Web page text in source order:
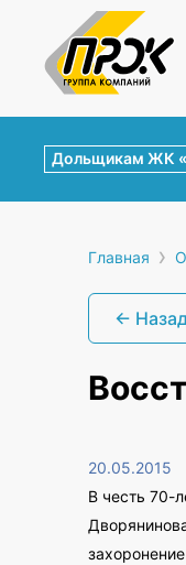
Дольщикам ЖК
Главная ›
←
20.05.2015
В честь 70-